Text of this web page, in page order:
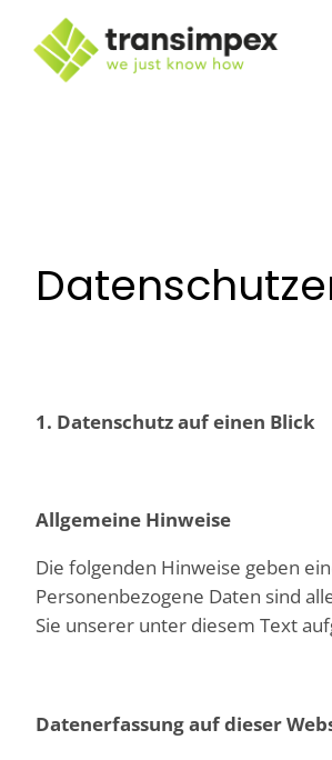
1. Datenschutz auf einen Blick
Allgemeine Hinweise
Die folgenden Hinweise geben
Personenbezogene Daten sind
Sie unserer unter diesem Text
Datenerfassung auf dieser